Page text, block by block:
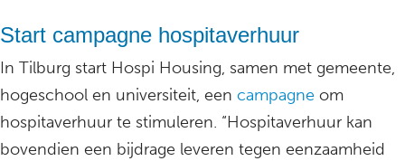
Start campagne hospitaverhuur
In Tilburg start Hospi Housing, samen met gemeente,
hogeschool en universiteit, een campagne om
hospitaverhuur te stimuleren. “Hospitaverhuur kan
bovendien een bijdrage leveren tegen eenzaamheid